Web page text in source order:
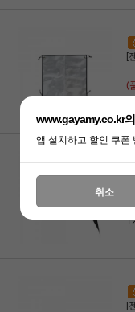
[
(
[
www.gayamy.co.kr
앱 설치하고 할인 쿠폰
취소